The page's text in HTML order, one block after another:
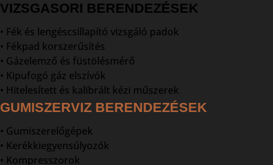
VIZSGASORI BERENDEZÉSEK
• Fék és lengéscsillapító vizsgáló padok
• Fékpad korszerűsítés
• Gázelemző és füstölésmérő
• Kipufogó gáz elszívók
• Hitelesített és kalibrált kézi műszerek
GUMISZERVIZ BERENDEZÉSEK
• Gumiszerelőgépek
• Kerékkiegyensúlyozók
• Kompresszorok